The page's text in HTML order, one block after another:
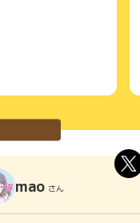
mao さん